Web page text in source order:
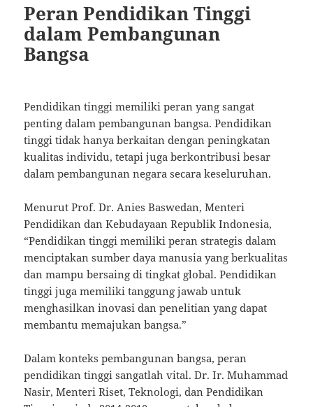
Peran Pendidikan Tinggi
dalam Pembangunan
Bangsa
Pendidikan tinggi memiliki peran yang sangat
penting dalam pembangunan bangsa. Pendidikan
tinggi tidak hanya berkaitan dengan peningkatan
kualitas individu, tetapi juga berkontribusi besar
dalam pembangunan negara secara keseluruhan.
Menurut Prof. Dr. Anies Baswedan, Menteri
Pendidikan dan Kebudayaan Republik Indonesia,
“Pendidikan tinggi memiliki peran strategis dalam
menciptakan sumber daya manusia yang berkualitas
dan mampu bersaing di tingkat global. Pendidikan
tinggi juga memiliki tanggung jawab untuk
menghasilkan inovasi dan penelitian yang dapat
membantu memajukan bangsa.”
Dalam konteks pembangunan bangsa, peran
pendidikan tinggi sangatlah vital. Dr. Ir. Muhammad
Nasir, Menteri Riset, Teknologi, dan Pendidikan